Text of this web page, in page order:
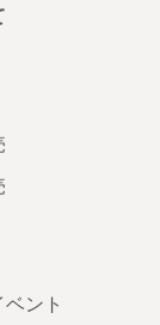
ント